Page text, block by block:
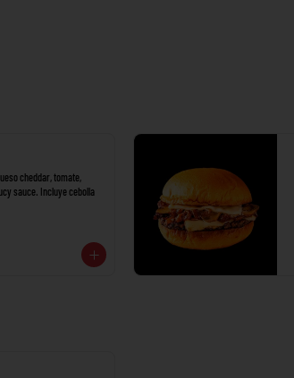
cheddar, tomate,
sauce. Incluye cebolla